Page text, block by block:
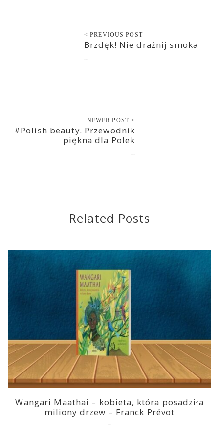
< PREVIOUS POST
Brzdęk! Nie drażnij smoka
NEWER POST >
#Polish beauty. Przewodnik
piękna dla Polek
Related Posts
Wangari Maathai – kobieta, która posadziła
miliony drzew – Franck Prévot